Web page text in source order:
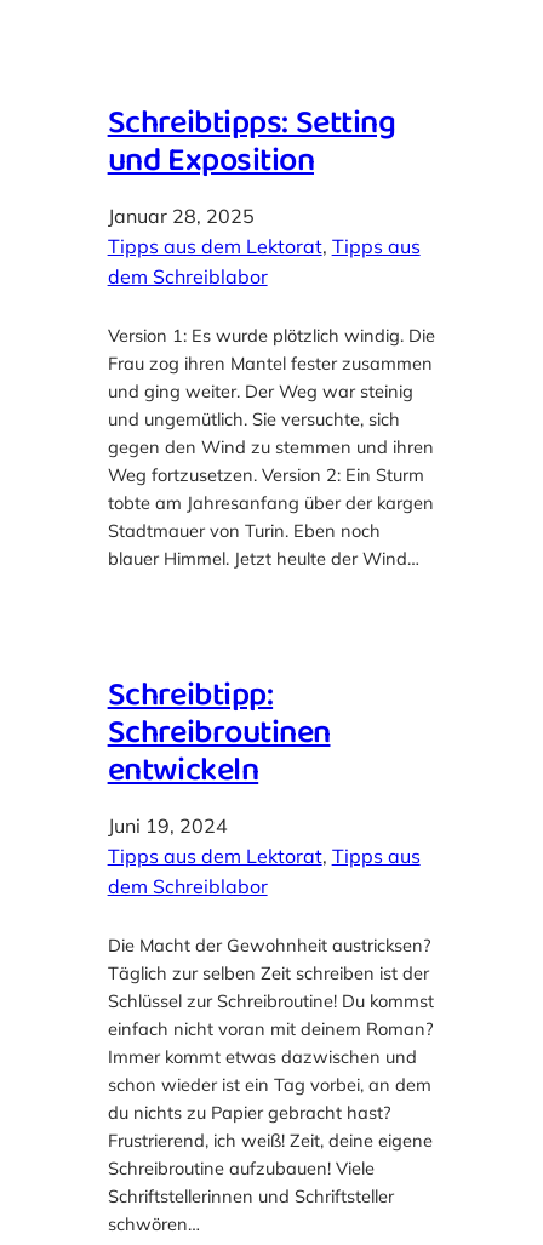
Schreibtipps: Setting
und Exposition
Januar 28, 2025
Tipps aus dem Lektorat, Tipps aus
dem Schreiblabor
Version 1: Es wurde plötzlich windig. Die
Frau zog ihren Mantel fester zusammen
und ging weiter. Der Weg war steinig
und ungemütlich. Sie versuchte, sich
gegen den Wind zu stemmen und ihren
Weg fortzusetzen. Version 2: Ein Sturm
tobte am Jahresanfang über der kargen
Stadtmauer von Turin. Eben noch
blauer Himmel. Jetzt heulte der Wind…
Schreibtipp:
Schreibroutinen
entwickeln
Juni 19, 2024
Tipps aus dem Lektorat, Tipps aus
dem Schreiblabor
Die Macht der Gewohnheit austricksen?
Täglich zur selben Zeit schreiben ist der
Schlüssel zur Schreibroutine! Du kommst
einfach nicht voran mit deinem Roman?
Immer kommt etwas dazwischen und
schon wieder ist ein Tag vorbei, an dem
du nichts zu Papier gebracht hast?
Frustrierend, ich weiß! Zeit, deine eigene
Schreibroutine aufzubauen! Viele
Schriftstellerinnen und Schriftsteller
schwören…